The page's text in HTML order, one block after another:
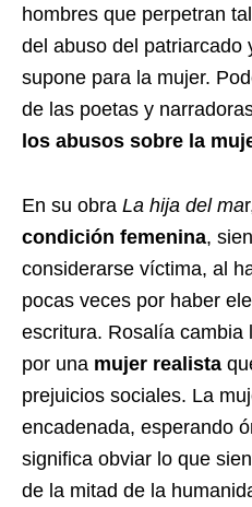
hombres que perpetran
del abuso del patriarcado
supone para la mujer.
de las poetas y
los abusos sobre la
En su obra La hija del ma
condición femenina,
considerarse víctima, al
pocas veces por haber
escritura. Rosalía cambia
por una mujer realista
prejuicios sociales. La
encadenada, esperando
significa obviar lo que
de la mitad de la